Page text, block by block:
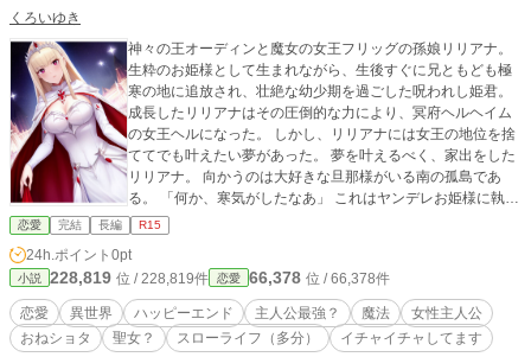
くろいゆき
神々の王オーディンと魔女の女王フリッグの孫娘リリアナ。
生粋のお姫様として生まれながら、生後すぐに兄ともども極
寒の地に追放され、壮絶な幼少期を過ごした呪われし姫君。
成長したリリアナはその圧倒的な力により、冥府ヘルヘイム
の女王ヘルになった。 しかし、リリアナには女王の地位を捨
ててでも叶えたい夢があった。 夢を叶えるべく、家出をした
リリアナ。 向かうのは大好きな旦那様がいる南の孤島であ
る。 「何か、寒気がしたなあ」 これはヤンデレお姫様に執着
された勇者の戦いの物語では……ない、多分。 基本的に物語
はお姫様の一人称視点で進行します。 それ以外の人物の一人
称視点や三人称視点に切り替わる場合は文頭に記載してあり
ます。 主な登場人物 リリアナ：オーディンの孫娘なので実年
齢は不明。肉体年齢は14歳くらい。 レオニード：リリアナに
ロックオンされた憐れな子羊の小さな勇者。肉体年齢は10歳
くらい。 『ラグナロクなんて、面倒なので勝手にやってくだ
恋愛 完結 長編 R15
24h.ポイント 0pt
小説 228,819 位 / 228,819件 恋愛 66,378 位 / 66,378件
恋愛 異世界 ハッピーエンド 主人公最強？ 魔法
女性主人公
おねショタ
聖女？ スローライフ（多分） イチャイチャしてます